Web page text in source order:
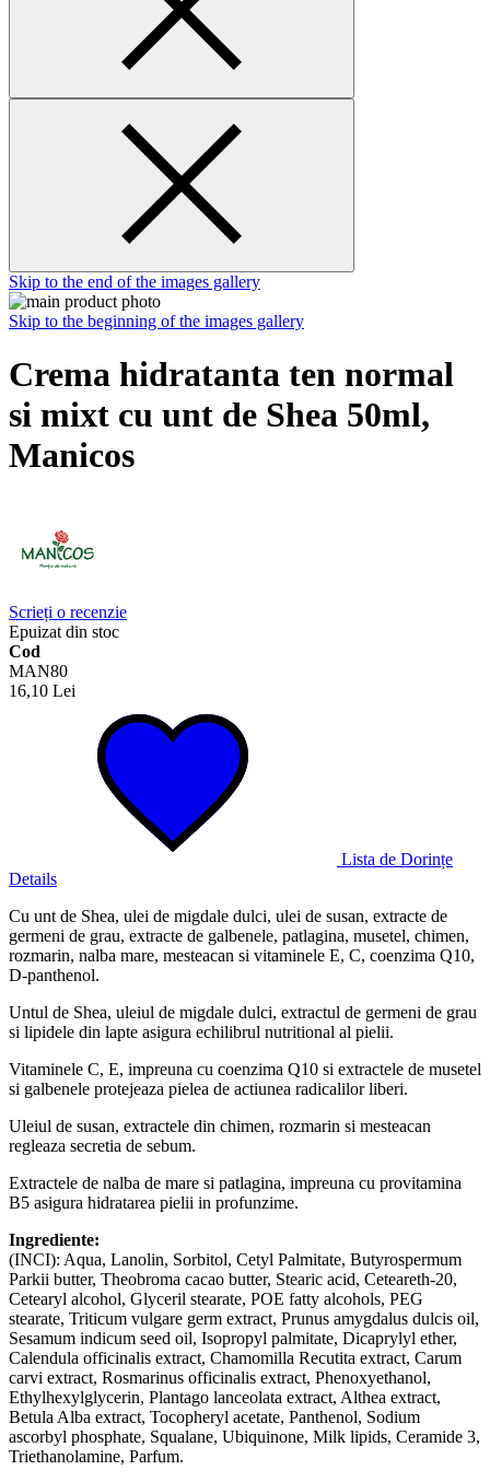
Skip to the end of the images gallery
Skip to the beginning of the images gallery
Crema hidratanta ten normal
si mixt cu unt de Shea 50ml,
Manicos
Scrieți o recenzie
Epuizat din stoc
Cod
MAN80
16,10 Lei
Lista de Dorințe
Details
Cu unt de Shea, ulei de migdale dulci, ulei de susan, extracte de
germeni de grau, extracte de galbenele, patlagina, musetel, chimen,
rozmarin, nalba mare, mesteacan si vitaminele E, C, coenzima Q10,
D-panthenol.
Untul de Shea, uleiul de migdale dulci, extractul de germeni de grau
si lipidele din lapte asigura echilibrul nutritional al pielii.
Vitaminele C, E, impreuna cu coenzima Q10 si extractele de musetel
si galbenele protejeaza pielea de actiunea radicalilor liberi.
Uleiul de susan, extractele din chimen, rozmarin si mesteacan
regleaza secretia de sebum.
Extractele de nalba de mare si patlagina, impreuna cu provitamina
B5 asigura hidratarea pielii in profunzime.
Ingrediente:
(INCI): Aqua, Lanolin, Sorbitol, Cetyl Palmitate, Butyrospermum
Parkii butter, Theobroma cacao butter, Stearic acid, Ceteareth-20,
Cetearyl alcohol, Glyceril stearate, POE fatty alcohols, PEG
stearate, Triticum vulgare germ extract, Prunus amygdalus dulcis oil,
Sesamum indicum seed oil, Isopropyl palmitate, Dicaprylyl ether,
Calendula officinalis extract, Chamomilla Recutita extract, Carum
carvi extract, Rosmarinus officinalis extract, Phenoxyethanol,
Ethylhexylglycerin, Plantago lanceolata extract, Althea extract,
Betula Alba extract, Tocopheryl acetate, Panthenol, Sodium
ascorbyl phosphate, Squalane, Ubiquinone, Milk lipids, Ceramide 3,
Triethanolamine, Parfum.